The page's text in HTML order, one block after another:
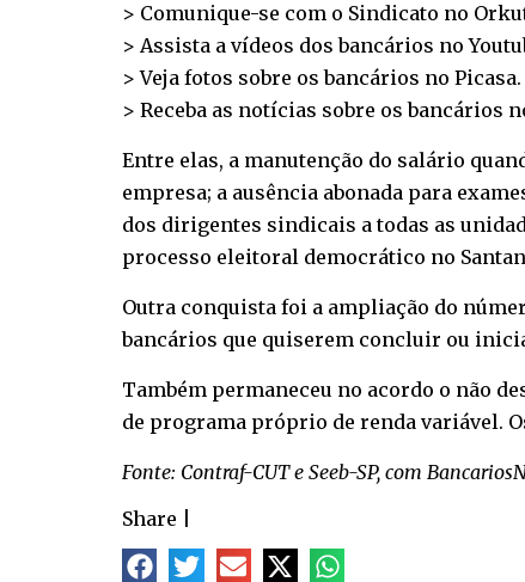
> Comunique-se com o Sindicato no
> Assista a vídeos dos bancários no
> Veja fotos sobre os bancários no Picasa.
> Receba as notícias sobre os bancários
Entre elas, a manutenção do salário
empresa; a ausência abonada para
dos dirigentes sindicais a todas as
processo eleitoral democrático no
Outra conquista foi a ampliação do
bancários que quiserem concluir ou
Também permaneceu no acordo o não
de programa próprio de renda variável.
Fonte: Contraf-CUT e Seeb-SP, com
Share